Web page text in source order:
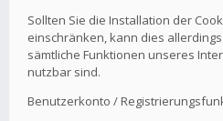
Sollten Sie die Installation der
einschränken, kann dies
sämtliche Funktionen unseres
nutzbar sind.
Benutzerkonto /